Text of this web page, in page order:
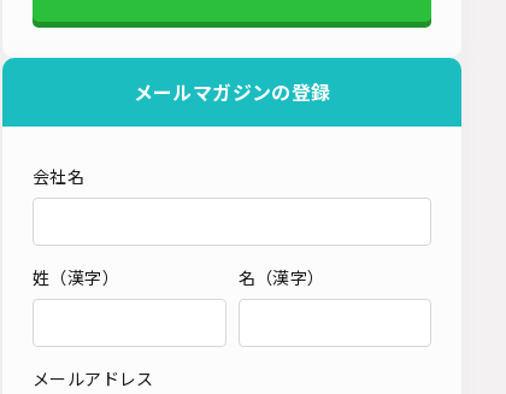
メールマガジンの登録
会社名
姓（漢字） 名（漢字）
メールアドレス